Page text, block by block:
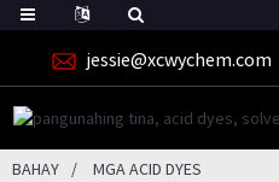
jessie@xcwychem.com
BAHAY MGA ACID DYES